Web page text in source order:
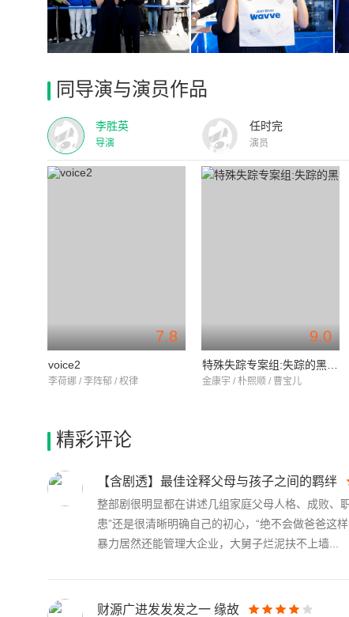
同导演与演员作品
李胜英
导演
任时完
演员
7.8
voice2
李荷娜 / 李阵郁 / 权律
9.0
金康宇 / 朴熙顺 / 曹宝儿
精彩评论
【含剧透】最佳诠释父母与孩子之间的羁绊
整部剧很明显都在讲述几组家庭父母人格、成败、
患”还是很清晰明确自己的初心，“绝不会做爸爸这
暴力居然还能管理大企业，大舅子烂泥扶不上墙...
财源广进发发发之一 缘故